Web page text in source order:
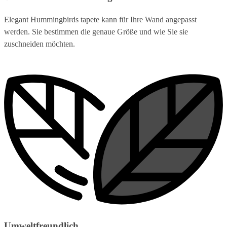
Elegant Hummingbirds tapete kann für Ihre Wand angepasst
werden. Sie bestimmen die genaue Größe und wie Sie sie
zuschneiden möchten.